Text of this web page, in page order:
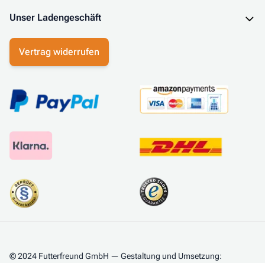
Unser Ladengeschäft
Vertrag widerrufen
© 2024 Futterfreund GmbH — Gestaltung und Umsetzung: